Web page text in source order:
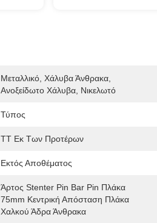
Μεταλλικό, Χάλυβα Άνθρακα,
Ανοξείδωτο Χάλυβα, Νικελωτό
Τύπος
TT Εκ Των Προτέρων
Εκτός Αποθέματος
Άρτος Stenter Pin Bar Pin Πλάκα
75mm Κεντρική Απόσταση Πλάκα
Χαλκού Άδρα Άνθρακα